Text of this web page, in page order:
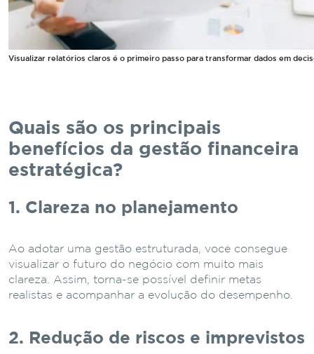
Visualizar relatórios claros é o primeiro passo para transformar dados em
Quais são os principais
benefícios da gestão financeira
estratégica?
1. Clareza no planejamento
Ao adotar uma gestão estruturada, você consegue
visualizar o futuro do negócio com muito mais
clareza. Assim, torna-se possível definir metas
realistas e acompanhar a evolução do desempenho.
2. Redução de riscos e imprevistos